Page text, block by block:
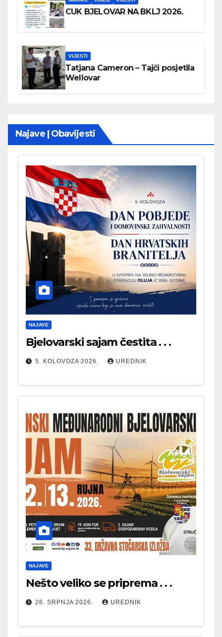
CUK BJELOVAR NA BKLJ 2026.
VIJESTI
Tatjana Cameron – Tajči posjetila
Wellovar
Najave | Obavijesti
NAJAVE
Bjelovarski sajam čestita . . .
5. KOLOVOZA 2026. UREDNIK
NAJAVE
Nešto veliko se priprema . . .
26. SRPNJA 2026. UREDNIK